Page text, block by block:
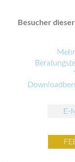
Besucher
E-